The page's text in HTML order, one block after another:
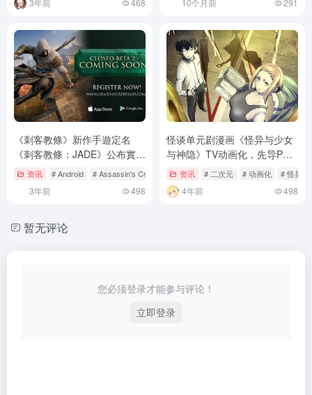
太主演配音！
《刺客教條》新作手遊定名
《刺客教條：JADE》公布實機
影片！預計近日展開第二波封
资讯 # Android # Assassin's Creed: Jade # CBT
3年前 498
怪谈单元剧漫画《怪异与少女
与神隐》TV动画化，先导PV
公开资讯 # 二次元 # 动画化 # 怪异×
4年前 498
暂无评论
您必须登录才能参与评论！
立即登录